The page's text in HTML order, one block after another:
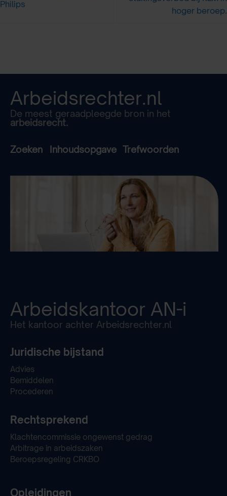
Philips
hoger beroep.
Arbeidsrechter.nl
De meest geraadpleegde bron in het
arbeidsrecht.
Zoeken Inhoudsopgave Trefwoorden
Arbeidskantoor AN-i
Het kantoor achter Arbeidsrechter.nl
Juridische bijstand
Advies
Bemiddelen
Procederen
Rechtsprekend
Klachtencommissie ongewenst gedrag
Arbitrage in arbeidszaken
Beroepsregeling CRKBO
Opleidingen